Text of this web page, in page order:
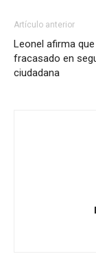
Artículo anterior
Leonel afirma
fracasado en
ciudadana